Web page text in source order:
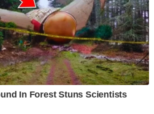
In Forest Stuns Scientists